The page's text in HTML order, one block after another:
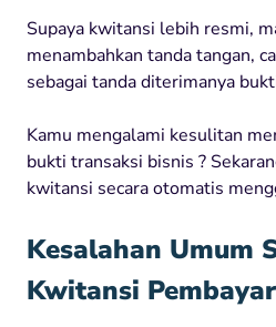
Supaya kwitansi lebih resmi,
menambahkan tanda tangan,
sebagai tanda diterimanya
Kamu mengalami kesulitan
bukti transaksi bisnis ?
kwitansi secara otomatis
Kesalahan Umum
Kwitansi